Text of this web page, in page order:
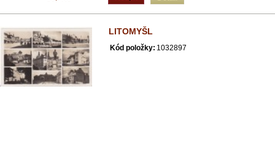
LITOMYŠL
Kód položky: 1032897